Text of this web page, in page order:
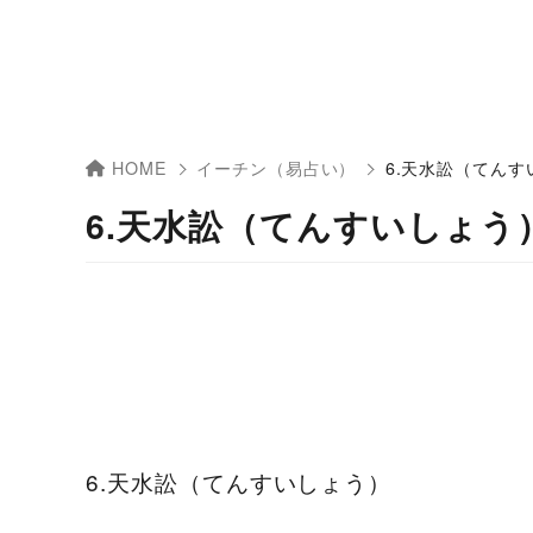
HOME イーチン（易占い） 6.天水訟（てんす
6.天水訟（てんすいしょう
6.天水訟（てんすいしょう）